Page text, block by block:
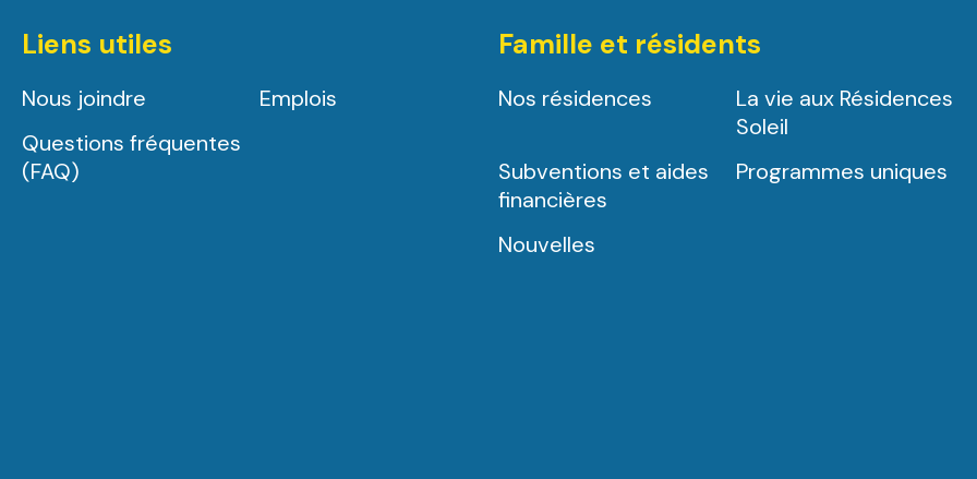
Liens utiles
Nous joindre
Emplois
Questions fréquentes
(FAQ)
Famille et résidents
Nos résidences
La vie aux Résidences
Soleil
Subventions et aides
financières
Programmes uniques
Nouvelles